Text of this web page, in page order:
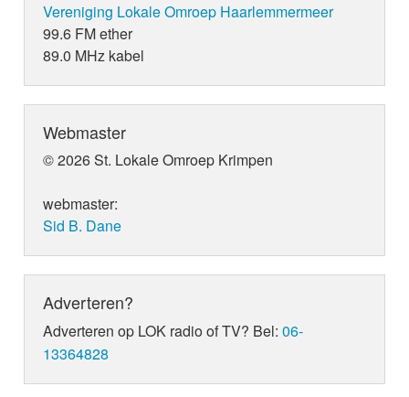
Vereniging Lokale Omroep Haarlemmermeer
99.6 FM ether
89.0 MHz kabel
Webmaster
© 2026 St. Lokale Omroep Krimpen
webmaster:
Sid B. Dane
Adverteren?
Adverteren op LOK radio of TV? Bel:06-
13364828